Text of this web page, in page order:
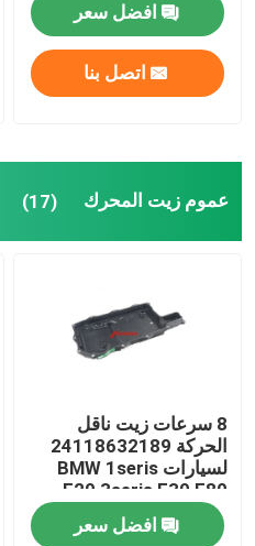
افضل سعر
اتصل بنا
عموم زيت المحرك (17)
8 سرعات زيت ناقل
الحركة 24118632189
لسيارات BMW 1seris
F20 3seris F30 F80
افضل سعر